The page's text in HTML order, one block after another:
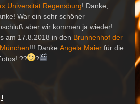
Universität Regensburg! Danke,
War ein sehr schöner
aber wir kommen ja wieder!
am 17.8.2018 in den Brunnenhof der
!!! Danke Angela Maier für die
?? ?